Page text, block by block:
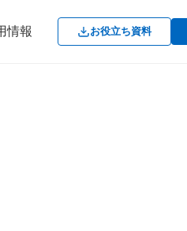
情報 お役立ち資料